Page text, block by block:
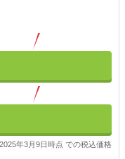
年3月9日時点 での税込価格